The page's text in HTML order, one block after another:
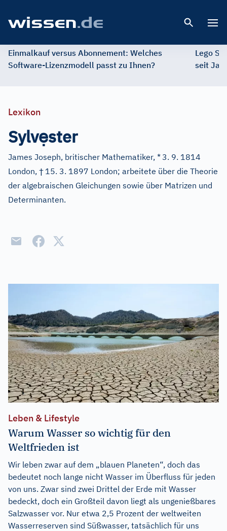
Einmalkauf versus Abonnement: Welches
Software-Lizenzmodell passt zu Ihnen?
Lego
seit
Lexikon
Sylvẹster
James Joseph, britischer Mathematiker, *3. 9. 1814
London, † 15. 3. 1897 London; arbeitete über die Theorie
der algebraischen Gleichungen sowie über Matrizen und
Determinanten.
Leben & Lifestyle
Warum Wasser so wichtig für den
Weltfrieden ist
Wir leben zwar auf dem „blauen Planeten“, doch das
bedeutet noch lange nicht Wasser im Überfluss für jeden
von uns. Zwar sind zwei Drittel der Erde mit Wasser
bedeckt, doch ein Großteil davon liegt als ungenießbares
Salzwasser vor. Nur etwa 2,5 Prozent der weltweiten
Wasserreserven sind Süßwasser, tatsächlich für uns